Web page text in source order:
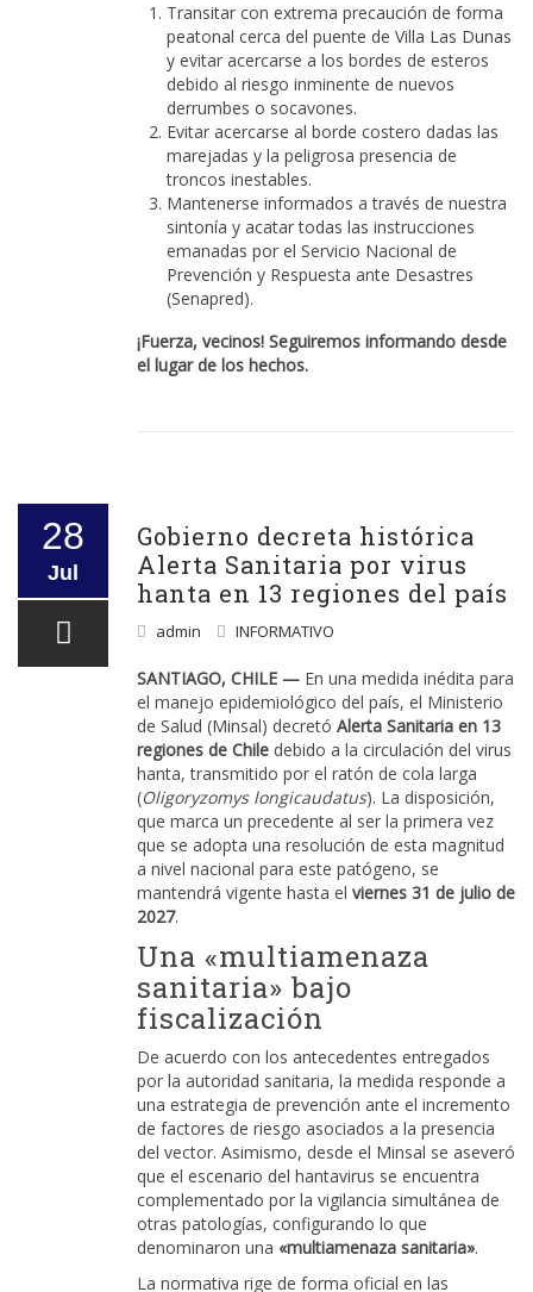
Transitar con extrema precaución de forma
peatonal cerca del puente de Villa Las Dunas
y evitar acercarse a los bordes de esteros
debido al riesgo inminente de nuevos
derrumbes o socavones.
Evitar acercarse al borde costero dadas las
marejadas y la peligrosa presencia de
troncos inestables.
Mantenerse informados a través de nuestra
sintonía y acatar todas las instrucciones
emanadas por el Servicio Nacional de
Prevención y Respuesta ante Desastres
(Senapred).
¡Fuerza, vecinos! Seguiremos informando desde
el lugar de los hechos.
28
Jul
Gobierno decreta histórica
Alerta Sanitaria por virus
hanta en 13 regiones del país
admin INFORMATIVO
SANTIAGO, CHILE — En una medida inédita para
el manejo epidemiológico del país, el Ministerio
de Salud (Minsal) decretó Alerta Sanitaria en 13
regiones de Chile debido a la circulación del virus
hanta, transmitido por el ratón de cola larga
(Oligoryzomys longicaudatus). La disposición,
que marca un precedente al ser la primera vez
que se adopta una resolución de esta magnitud
a nivel nacional para este patógeno, se
mantendrá vigente hasta el viernes 31 de julio de
2027.
Una «multiamenaza
sanitaria» bajo
fiscalización
De acuerdo con los antecedentes entregados
por la autoridad sanitaria, la medida responde a
una estrategia de prevención ante el incremento
de factores de riesgo asociados a la presencia
del vector. Asimismo, desde el Minsal se aseveró
que el escenario del hantavirus se encuentra
complementado por la vigilancia simultánea de
otras patologías, configurando lo que
denominaron una «multiamenaza sanitaria».
La normativa rige de forma oficial en las